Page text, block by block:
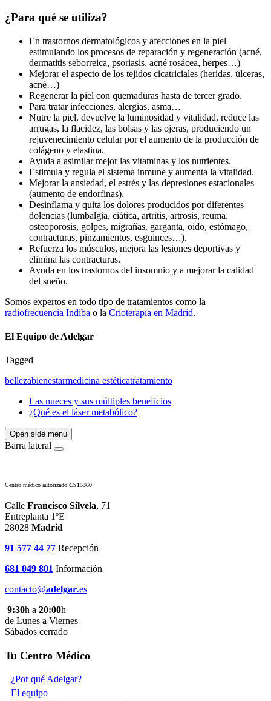
¿Para qué se utiliza?
En trastornos dermatológicos y afecciones en la piel
estimulando los procesos de reparación y regeneración (acné,
dermatitis seborreica, psoriasis, acné rosácea, herpes…)
Mejorar el aspecto de los tejidos cicatriciales (heridas, úlceras,
acné…)
Regenerar la piel con quemaduras hasta de tercer grado.
Para tratar infecciones, alergias, asma…
Nutre la piel, devuelve la luminosidad y vitalidad, reduce las
arrugas, la flacidez, las bolsas y las ojeras, produciendo un
rejuvenecimiento celular por el aumento de la producción de
colágeno y elastina.
Ayuda a asimilar mejor las vitaminas y los nutrientes.
Estimula y regula el sistema inmune y aumenta la vitalidad.
Mejorar la ansiedad, el estrés y las depresiones estacionales
(aumento de endorfinas).
Desinflama y quita los dolores producidos por diferentes
dolencias (lumbalgia, ciática, artritis, artrosis, reuma,
osteoporosis, golpes, migrañas, garganta, oído, estómago,
contracturas, pinzamientos, esguinces…).
Refuerza los músculos, mejora las lesiones deportivas y
elimina las contracturas.
Ayuda en los trastornos del insomnio y a mejorar la calidad
del sueño.
Somos expertos en todo tipo de tratamientos como la
radiofrecuencia Indiba o la Crioterapia en Madrid.
El Equipo de Adelgar
Tagged
bellezabienestarmedicina estéticatratamiento
Las nueces y sus múltiples beneficios
¿Qué es el láser metabólico?
Open side menu
Barra lateral
Centro médico autorizado CS15360
Calle Francisco Silvela, 71
Entreplanta 1ºE
28028 Madrid
91 577 44 77 Recepción
681 049 801 Información
contacto@adelgar.es
9:30h a 20:00h
de Lunes a Viernes
Sábados cerrado
Tu Centro Médico
¿Por qué Adelgar?
El equipo